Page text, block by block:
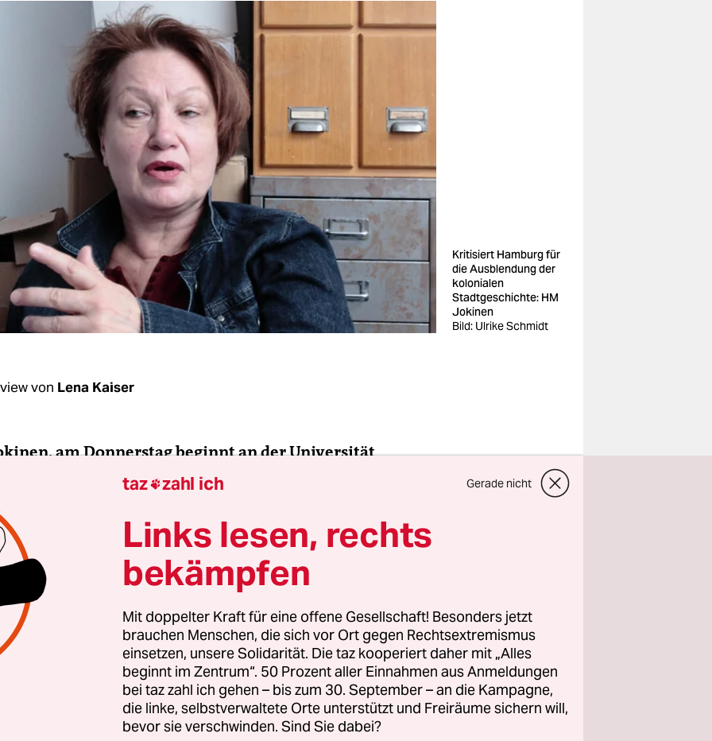
Kritisiert Hamburg für
die Ausblendung der
kolonialen
Stadtgeschichte: HM
Jokinen
Bild: Ulrike Schmidt
von Lena Kaiser
am Donnerstag beginnt an der Universität
Konferenz zu den Erinnerungskulturen des Holocaust
Sklavenhandels. Spielt sich die
der Kolonialgeschichte vor allem an Hochschulen ab?
: Kolonialgeschichte wird heute zunehmend akademisch
gibt aber auch postkoloniale Initiativen, die das Thema
in die Öffentlichkeit bringen.
Sie in Hamburg auf die Spuren des Kolonialismus?
meinem Stadtteil Altona etwa die Donner- und
die Van-der-Smissen-Straße oder die Christianskirche.
taz zahl ich Gerade nicht
Links lesen, rechts
bekämpfen
Mit doppelter Kraft für eine offene Gesellschaft! Besonders jetzt
brauchen Menschen, die sich vor Ort gegen Rechtsextremismus
einsetzen, unsere Solidarität. Die taz kooperiert daher mit „Alles
beginnt im Zentrum“. 50 Prozent aller Einnahmen aus Anmeldungen
bei taz zahl ich gehen – bis zum 30. September – an die Kampagne,
die linke, selbstverwaltete Orte unterstützt und Freiräume sichern will,
bevor sie verschwinden. Sind Sie dabei?